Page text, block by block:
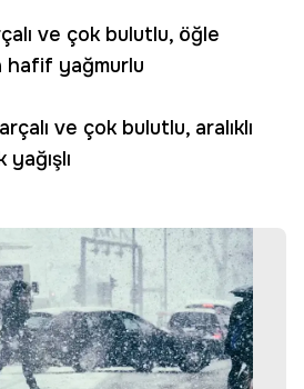
ve çok bulutlu, öğle
hafif yağmurlu
ve çok bulutlu, aralıklı